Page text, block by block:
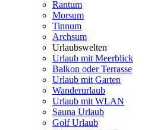
Rantum
Morsum
Tinnum
Archsum
Urlaubswelten
Urlaub mit Meerblick
Balkon oder Terrasse
Urlaub mit Garten
Wanderurlaub
Urlaub mit WLAN
Sauna Urlaub
Golf Urlaub